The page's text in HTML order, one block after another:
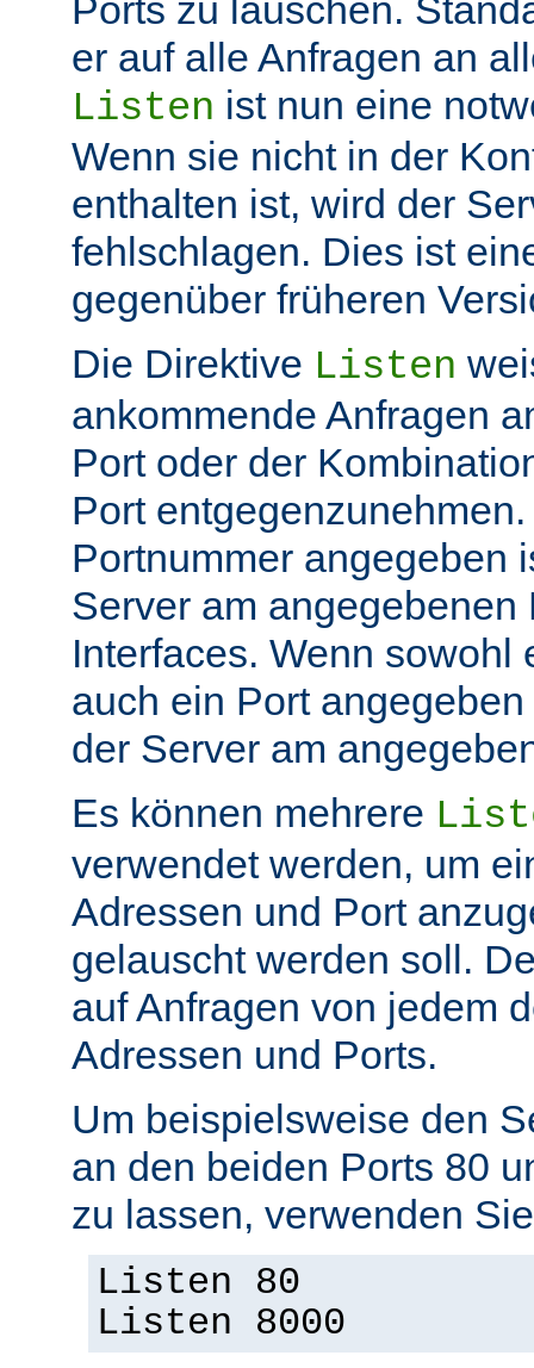
Ports zu lauschen.
er auf alle Anfragen an
Listen ist nun eine
Wenn sie nicht in der
enthalten ist, wird der
fehlschlagen. Dies ist
gegenüber früheren
Die Direktive Listen
ankommende Anfragen
Port oder der
Port
Portnummer angegeben
Server am angegebenen
Interfaces. Wenn sowohl
auch ein Port
der Server am
Es können mehrere
verwendet werden, um
Adressen und Port
gelauscht werden soll.
auf Anfragen von jedem
Adressen und Ports.
Um beispielsweise den
an den beiden Ports 80
zu lassen, verwenden
Listen 80
Listen 8000